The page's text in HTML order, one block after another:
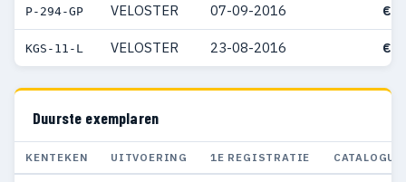
P-294-GP VELOSTER 07-09-2016 €
KGS-11-L VELOSTER 23-08-2016 €
Duurste exemplaren
KENTEKEN UITVOERING 1E REGISTRATIE